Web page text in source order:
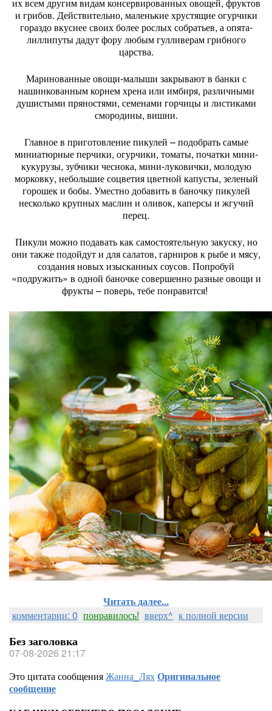
и грибов. Действительно, маленькие хрустящие огурчики
гораздо вкуснее своих более рослых собратьев, а опята-
лиллипуты дадут фору любым гулливерам грибного
царства.
Маринованные овощи-малыши закрывают в банки с
нашинкованным корнем хрена или имбиря, различными
душистыми пряностями, семенами горчицы и листиками
смородины, вишни.
Главное в приготовление пикулей – подобрать самые
миниатюрные перчики, огурчики, томаты, початки мини-
кукурузы, зубчики чеснока, мини-луковички, молодую
морковку, небольшие соцветия цветной капусты, зеленый
горошек и бобы. Уместно добавить в баночку пикулей
несколько крупных маслин и оливок, каперсы и жгучий
перец.
Пикули можно подавать как самостоятельную закуску, но
они также подойдут и для салатов, гарниров к рыбе и мясу,
создания новых изысканных соусов. Попробуй
«подружить» в одной баночке совершенно разные овощи и
фрукты – поверь, тебе понравится!
Читать далее...
комментарии: 0 понравилось! вверх^ к полной версии
Без заголовка
07-08-2026 21:17
Это цитата сообщенияЖанна_ЛяхОригинальное
сообщение